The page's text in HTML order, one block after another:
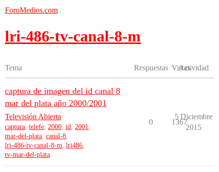
ForoMedios.com
lri-486-tv-canal-8-m
Tema Respuestas Vistas
Actividad
captura de imagen del id canal 8
mar del plata año 2000/2001
Televisión Abierta
captura, telefe, 2000, id, 2001,
mar-del-plata, canal-8,
lri-486-tv-canal-8-m, lri486,
tv-mar-del-plata
0 1367
5 Diciembre
2015